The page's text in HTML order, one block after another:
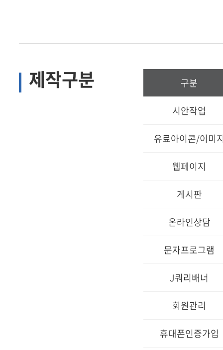
제작구분 구분
시안작업
유료아이콘/이미
웹페이지
게시판
온라인상담
문자프로그램
J쿼리배너
회원관리
휴대폰인증가입